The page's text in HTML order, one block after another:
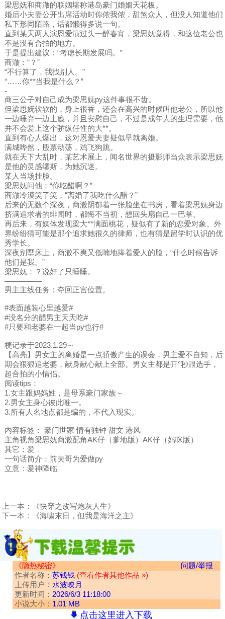
梁思妩和商澈的联姻堪称港岛豪门婚姻天花板。
婚后小夫妻公开出席活动时你侬我侬，甜煞众人，但没人知道他们
私下形同陌路，话都懒得多说一句。
直到某天两人演恩爱演过头一醉春宵，梁思妩觉得，和这位老公也
不是没有合拍的地方。
于是提出建议：“考虑长期发展吗。”
商澈：“？”
“不行算了，我找别人。”
“……你**当我是什么？”
-
商三公子对自己成为梁思妩py这件事很不齿。
但梁思妩软软的，身上很香，还会在高兴的时候叫他老公，所以他
一边唾弃一边上瘾，并且安慰自己，不过是成年人的生理需要，他
并不会爱上这个骄纵任性的大**。
直到有心人爆出，这对恩爱夫妻疑似早就离婚。
满城哗然，股票动荡，鸡飞狗跳。
就在天下大乱时，某艺术展上，闻名世界的摄影师当众表示梁思妩
是他的灵感缪斯，为她沉迷。
某人当场挂脸。
梁思妩问他：“你吃醋啊？”
商澈冷漠笑了笑，“离婚了我吃什么醋？”
后来的无数个深夜，商澈阴郁着一张脸坐在书房，看着梁思妩身边
挤满追求者的绯闻时，都悔不当初，想回头扇自己一巴掌。
再后来，有媒体发现梁大**满面桃花，疑似有了新的恋爱对象。外
界纷纷猜可能是那个追求她很久的律师，也有猜是留学时认识的优
秀学长。
深夜别墅床上，商澈不爽又低喃地捧着爱人的脸，“什么时候告诉
他们是我。”
梁思妩：？说好了只睡睡。
—————
男主主线任务：夺回正宫位置。
#表面越装心里越爱#
#没名分的醋男主天天吃#
#只要和老婆在一起当py也行#
梗记录于2023.1.29～
【高亮】男女主的离婚是一点骄傲产生的误会，男主爱不自知，后
期会狠狠追老婆，献身献心献上全部。男女主都是开°秒跟选手，
超合拍的小情侣。
阅读tips：
1.女主跟妈妈姓，是母系豪门家族～
2.男女主身心彼此唯一。
3.所有人名地点都是编的，不代入现实。
内容标签： 豪门世家 情有独钟 甜文 港风
主角视角梁思妩商澈配角AK仔（爹地版）AK仔（妈咪版）
其它：爱
一句话简介：前夫哥为爱做py
立意：爱神降临
上一本：
《快穿之改写炮灰人生》
下一本：
《海啸末日，但我是海洋之主》
《隐热秘密》
问题/举报
作者名称： 苏钱钱 (查看作者其他作品 »)
上传用户： 水波映月
更新时间： 2026/6/3 11:18:00
小说大小： 1.01 MB
点击这里进入下载